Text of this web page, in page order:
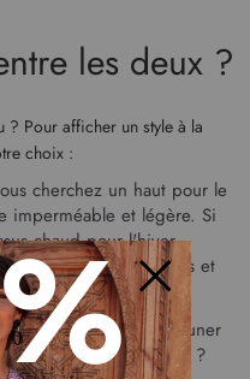
les deux ?
? Pour afficher un style à la
choix :
cherchez un haut pour le
imperméable et légère. Si
chaud pour l'hiver,
en laine, les doudounes et
vous rendez à un déjeuner
porter un pantalon chic ?
Fermer